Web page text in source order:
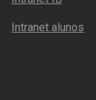
Intranet alunos